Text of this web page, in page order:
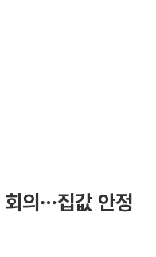
회의…집값 안정